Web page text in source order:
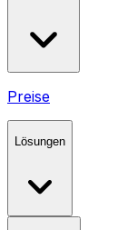
Preise
Lösungen